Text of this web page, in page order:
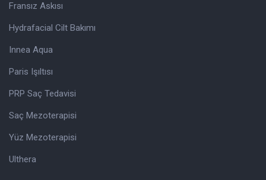
Fransız Askısı
Hydrafacial Cilt Bakımı
Innea Aqua
Paris Işıltısı
PRP Saç Tedavisi
Saç Mezoterapisi
Yüz Mezoterapisi
Ulthera